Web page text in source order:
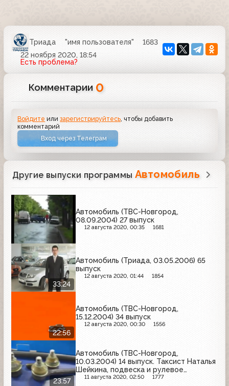
Триада "имя пользователя"
1683
22 ноября 2020, 18:54
Есть проблема?
Комментарии 0
Войдите илизарегистрируйтесь , чтобы добавить
комментарий
Вход через Телеграм
Другие выпуски программы Автомобиль
Автомобиль (ТВС-Новгород,
08.09.2004) 27 выпуск
12 августа 2020, 00:35 1681
33:24
Автомобиль (Триада, 03.05.2006) 65
выпуск
12 августа 2020, 01:44 1854
22:56
Автомобиль (ТВС-Новгород,
15.12.2004) 34 выпуск
12 августа 2020, 00:30 1556
23:57
Автомобиль (ТВС-Новгород,
10.03.2004) 14 выпуск. Таксист Наталья
Шейкина, подвеска и рулевое
управление, общие мысли про ДТП и
11 августа 2020, 02:50 1777